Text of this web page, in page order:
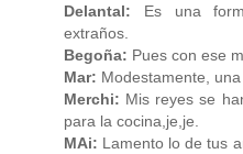
Delantal: Es una
extraños.
Begoña: Pues con ese
Mar: Modestamente,
Merchi: Mis reyes se
para la cocina,je,je.
MAi: Lamento lo de tus